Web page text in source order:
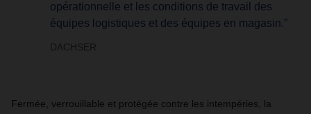
opérationnelle et les conditions de travail des
équipes logistiques et des équipes en magasin.”
DACHSER
Fermée, verrouillable et protégée contre les intempéries, la